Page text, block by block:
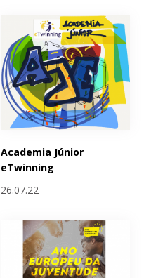
Academia Júnior
eTwinning
26.07.22